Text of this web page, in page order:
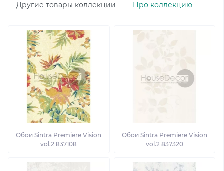
Другие товары коллекции Про коллекцию
Обои Sintra Premiere Vision
vol.2 837108
Обои Sintra Premiere Vision
vol.2 837320